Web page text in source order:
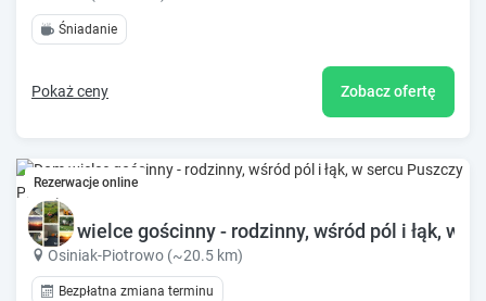
Śniadanie
Pokaż ceny Zobacz ofertę
Rezerwacje online
Dom wielce gościnny - rodzinny, wśród pól i łąk, w
Osiniak-Piotrowo (~20.5 km)
Bezpłatna zmiana terminu